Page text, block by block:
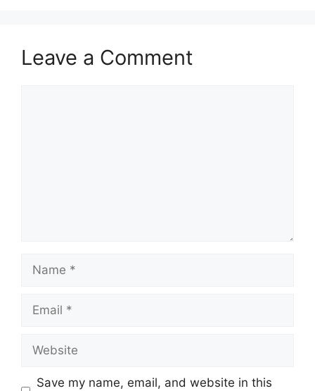
Leave a Comment
Save my name, email, and website in this